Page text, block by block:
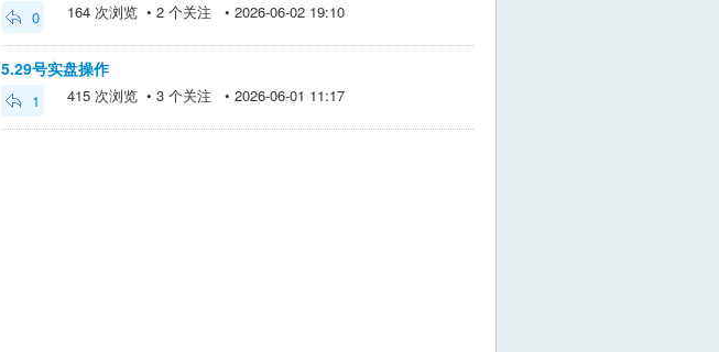
0 164 次浏览 • 2 个关注 • 2026-06-02 19:10
5.29号实盘操作
1 415 次浏览 • 3 个关注 • 2026-06-01 11:17